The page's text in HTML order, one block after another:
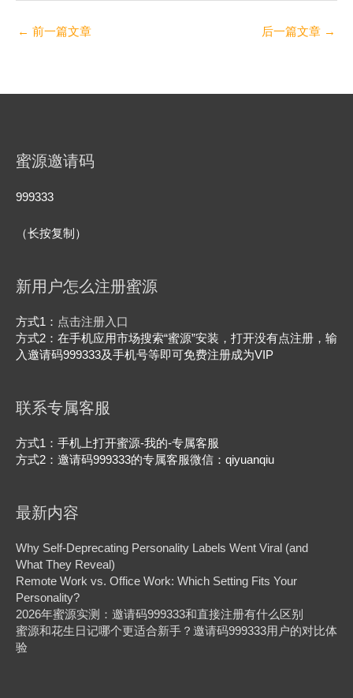
← 前一篇文章 后一篇文章 →
蜜源邀请码
999333
（长按复制）
新用户怎么注册蜜源
方式1： 点击注册入口
方式2：在手机应用市场搜索“蜜源”安装，打开没有点注册，输
入邀请码999333及手机号等即可免费注册成为VIP
联系专属客服
方式1：手机上打开蜜源-我的-专属客服
方式2：邀请码999333的专属客服微信：qiyuanqiu
最新内容
Why Self-Deprecating Personality Labels Went Viral (and
What They Reveal)
Remote Work vs. Office Work: Which Setting Fits Your
Personality?
2026年蜜源实测：邀请码999333和直接注册有什么区别
蜜源和花生日记哪个更适合新手？邀请码999333用户的对比体
验